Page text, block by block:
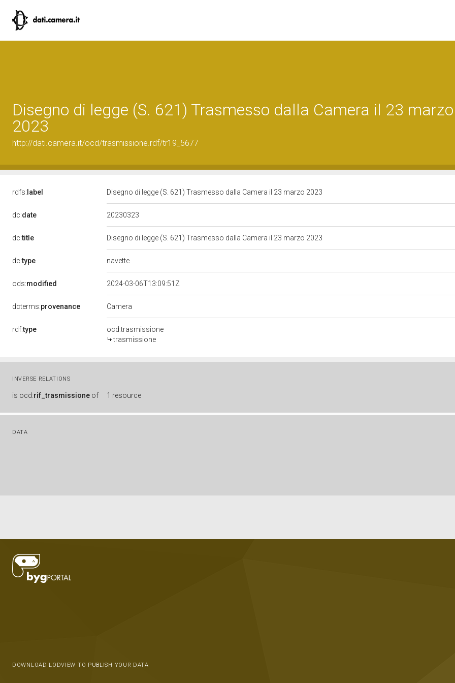
Disegno di legge (S. 621) Trasmesso dalla Camera il 23 marzo
2023
http://dati.camera.it/ocd/trasmissione.rdf/tr19_5677
rdfs: label Disegno di legge (S. 621) Trasmesso dalla Camera il 23 marzo 2023
dc:date 20230323
dc:title Disegno di legge (S. 621) Trasmesso dalla Camera il 23 marzo 2023
dc:type navette
ods:modified 2024-03-06T13:09:51Z
dcterms:provenance Camera
rdf:type
ocd:trasmissione
trasmissione
INVERSE RELATIONS
is ocd:rif_trasmissione of 1 resource
DATA
DOWNLOAD LODVIEW TO PUBLISH YOUR DATA